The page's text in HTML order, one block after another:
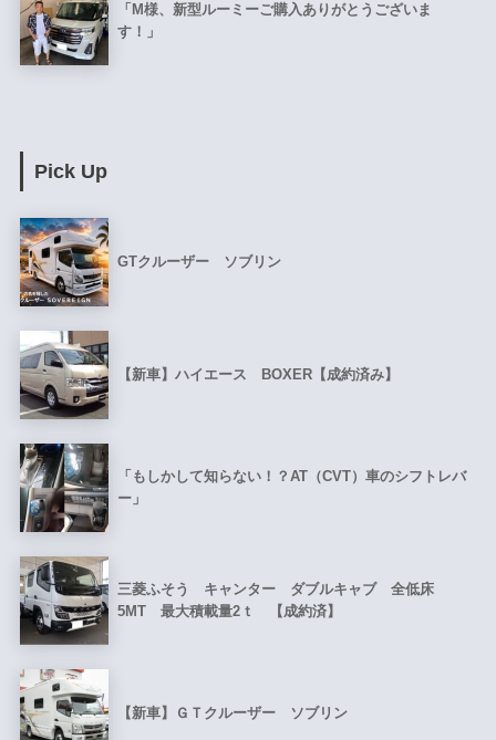
「M様、新型ルーミーご購入ありがとうございま
す！」
Pick Up
GTクルーザー ソブリン
【新車】ハイエース BOXER【成約済み】
「もしかして知らない！？AT（CVT）車のシフトレバ
ー」
三菱ふそう キャンター ダブルキャブ 全低床
5MT 最大積載量2ｔ 【成約済】
【新車】ＧＴクルーザー ソブリン